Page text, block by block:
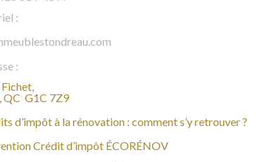
QC G1C 7Z9
d’impôt à la rénovation : comment s’y retrouver ?
Crédit d’impôt ÉCORÉNOV